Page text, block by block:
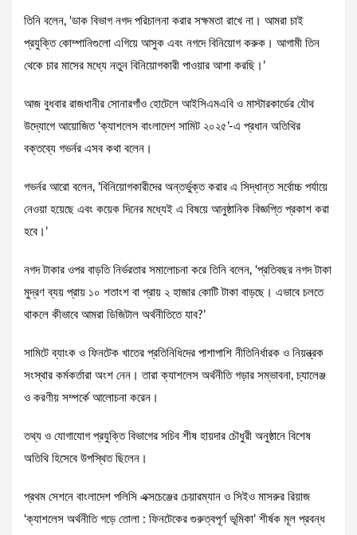
তিনি বলেন, ‘ডাক বিভাগ নগদ পরিচালনা করার সক্ষমতা রাখে না। আমরা চাই
প্রযুক্তি কোম্পানিগুলো এগিয়ে আসুক এবং নগদে বিনিয়োগ করুক। আগামী তিন
থেকে চার মাসের মধ্যে নতুন বিনিয়োগকারী পাওয়ার আশা করছি।’
আজ বুধবার রাজধানীর সোনারগাঁও হোটেলে আইসিএমএবি ও মাস্টারকার্ডের যৌথ
উদ্যোগে আয়োজিত ‘ক্যাশলেস বাংলাদেশ সামিট ২০২৫’-এ প্রধান অতিথির
বক্তব্যে গভর্নর এসব কথা বলেন।
গভর্নর আরো বলেন, ‘বিনিয়োগকারীদের অন্তর্ভুক্ত করার এ সিদ্ধান্ত সর্বোচ্চ পর্যায়ে
নেওয়া হয়েছে এবং কয়েক দিনের মধ্যেই এ বিষয়ে আনুষ্ঠানিক বিজ্ঞপ্তি প্রকাশ করা
হবে।’
নগদ টাকার ওপর বাড়তি নির্ভরতার সমালোচনা করে তিনি বলেন, ‘প্রতিবছর নগদ টাকা
মুদ্রণ ব্যয় প্রায় ১০ শতাংশ বা প্রায় ২ হাজার কোটি টাকা বাড়ছে। এভাবে চলতে
থাকলে কীভাবে আমরা ডিজিটাল অর্থনীতিতে যাব?’
সামিটে ব্যাংক ও ফিনটেক খাতের প্রতিনিধিদের পাশাপাশি নীতিনির্ধারক ও নিয়ন্ত্রক
সংস্থার কর্মকর্তারা অংশ নেন। তারা ক্যাশলেস অর্থনীতি গড়ার সম্ভাবনা, চ্যালেঞ্জ
ও করণীয় সম্পর্কে আলোচনা করেন।
তথ্য ও যোগাযোগ প্রযুক্তি বিভাগের সচিব শীষ হায়দার চৌধুরী অনুষ্ঠানে বিশেষ
অতিথি হিসেবে উপস্থিত ছিলেন।
প্রথম সেশনে বাংলাদেশ পলিসি এক্সচেঞ্জের চেয়ারম্যান ও সিইও মাসরুর রিয়াজ
‘ক্যাশলেস অর্থনীতি গড়ে তোলা : ফিনটেকের গুরুত্বপূর্ণ ভূমিকা’ শীর্ষক মূল প্রবন্ধ